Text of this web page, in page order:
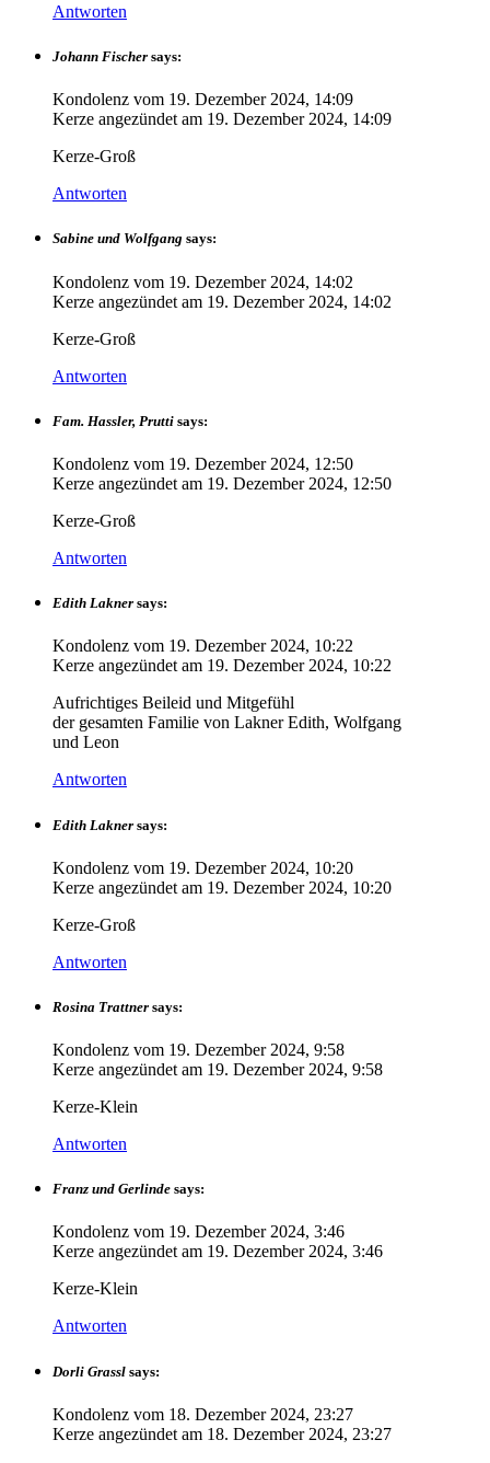
Antworten
Johann Fischer says:
Kondolenz vom 19. Dezember 2024, 14:09
Kerze angezündet am 19. Dezember 2024, 14:09
Kerze-Groß
Antworten
Sabine und Wolfgang says:
Kondolenz vom 19. Dezember 2024, 14:02
Kerze angezündet am 19. Dezember 2024, 14:02
Kerze-Groß
Antworten
Fam. Hassler, Prutti says:
Kondolenz vom 19. Dezember 2024, 12:50
Kerze angezündet am 19. Dezember 2024, 12:50
Kerze-Groß
Antworten
Edith Lakner says:
Kondolenz vom 19. Dezember 2024, 10:22
Kerze angezündet am 19. Dezember 2024, 10:22
Aufrichtiges Beileid und Mitgefühl
der gesamten Familie von Lakner Edith, Wolfgang
und Leon
Antworten
Edith Lakner says:
Kondolenz vom 19. Dezember 2024, 10:20
Kerze angezündet am 19. Dezember 2024, 10:20
Kerze-Groß
Antworten
Rosina Trattner says:
Kondolenz vom 19. Dezember 2024, 9:58
Kerze angezündet am 19. Dezember 2024, 9:58
Kerze-Klein
Antworten
Franz und Gerlinde says:
Kondolenz vom 19. Dezember 2024, 3:46
Kerze angezündet am 19. Dezember 2024, 3:46
Kerze-Klein
Antworten
Dorli Grassl says:
Kondolenz vom 18. Dezember 2024, 23:27
Kerze angezündet am 18. Dezember 2024, 23:27